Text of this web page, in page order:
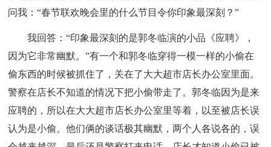
问我：“春节联欢晚会里的什么节目令你印象最深刻？”
我回答：“印象最深刻的是郭冬临演的小品《应聘》，
因为它非常幽默。”有一个和郭冬临穿得一模一样的小偷在
偷东西的时候被抓住了，关在了大大超市店长办公室里面。
警察在店长不知道的情况下把小偷带走了。郭冬临因为是来
应聘的，所以在大大超市店长办公室里等着，以至被店长误
认为是小偷。他们俩的谈话极其幽默，两个人各说各的，误